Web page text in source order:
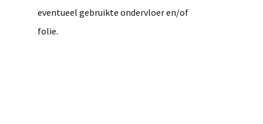
eventueel gebruikte ondervloer en/of
folie.